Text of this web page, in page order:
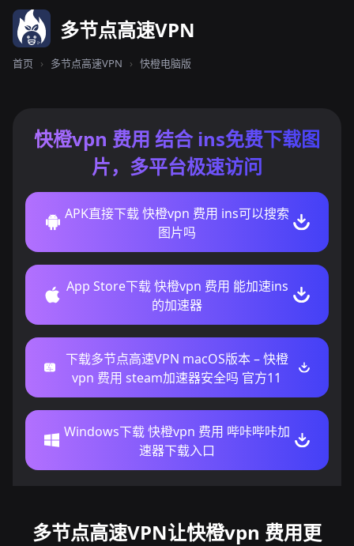
多节点高速VPN
首页 › 多节点高速VPN › 快橙电脑版
快橙vpn 费用 结合 ins免费下载图
片，多平台极速访问
APK直接下载 快橙vpn 费用 ins可以搜索
图片吗
App Store下载 快橙vpn 费用 能加速ins
的加速器
下载多节点高速VPN macOS版本 – 快橙
vpn 费用 steam加速器安全吗 官方11
Windows下载 快橙vpn 费用 哔咔哔咔加
速器下载入口
多节点高速VPN让快橙vpn 费用更